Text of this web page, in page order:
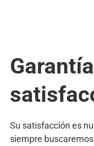
Su satisfacción es
siempre